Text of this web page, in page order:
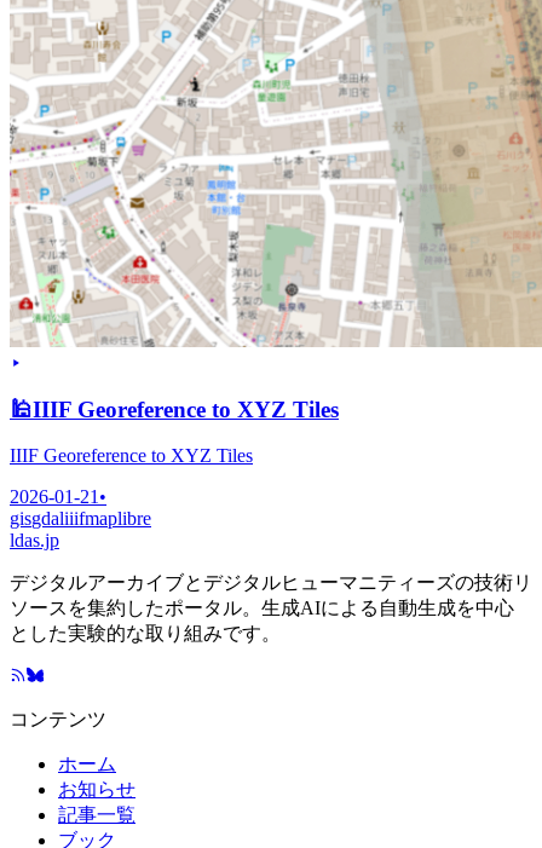
🕌IIIF Georeference to XYZ Tiles
IIIF Georeference to XYZ Tiles
2026-01-21 •
gisgdaliiifmaplibre
ldas.jp
デジタルアーカイブとデジタルヒューマニティーズの技術リ
ソースを集約したポータル。生成AIによる自動生成を中心
とした実験的な取り組みです。
コンテンツ
ホーム
お知らせ
記事一覧
ブック